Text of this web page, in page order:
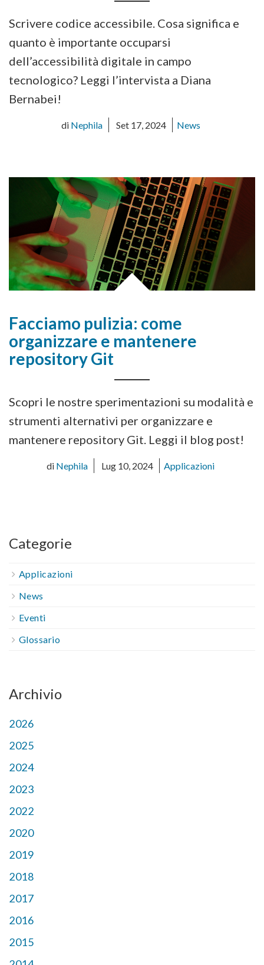
Scrivere codice accessibile. Cosa significa e
quanto è importante occuparsi
dell’accessibilità digitale in campo
tecnologico? Leggi l’intervista a Diana
Bernabei!
di Nephila Set 17, 2024 News
Facciamo pulizia: come
organizzare e mantenere
repository Git
Scopri le nostre sperimentazioni su modalità e
strumenti alternativi per organizzare e
mantenere repository Git. Leggi il blog post!
di Nephila Lug 10, 2024 Applicazioni
Categorie
Applicazioni
News
Eventi
Glossario
Archivio
2026
2025
2024
2023
2022
2020
2019
2018
2017
2016
2015